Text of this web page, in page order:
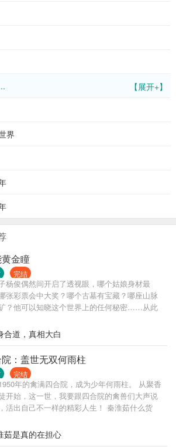
【展开+】
界
金瞳
完结
杨俊偶然间开启了透视眼，哪个姑娘身材最
张彩票会中大奖？哪个古墓有宝藏？哪座山脉
？他可以知晓这个世界上的任何秘密……从此
合道，真相大白
院：盖世无双何雨柱
完结
年的禽满四合院，成为少年何雨柱。 从聚香
开始，这一世，我要跟四合院的禽兽们大声说
活出自己不一样的精彩人生！ 秦淮茹什么货
聋老太太？都什么货色……
茹是真的在担心